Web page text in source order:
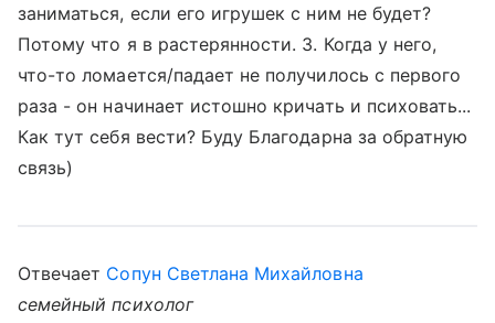
заниматься, если его игрушек с ним не будет?
Потому что я в растерянности. 3. Когда у него,
что-то ломается/падает не получилось с первого
раза - он начинает истошно кричать и психовать...
Как тут себя вести? Буду Благодарна за обратную
связь)
Отвечает Сопун Светлана Михайловна
семейный психолог